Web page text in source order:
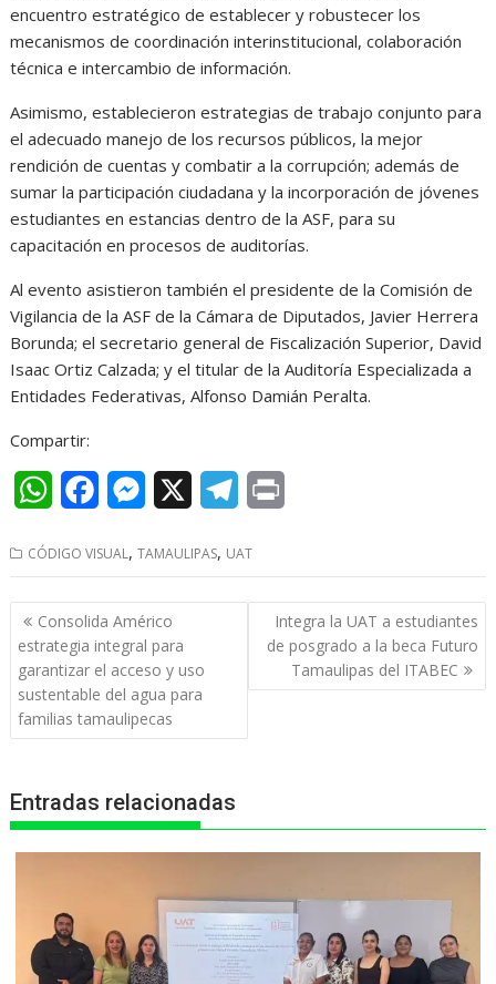
encuentro estratégico de establecer y robustecer los
mecanismos de coordinación interinstitucional, colaboración
técnica e intercambio de información.
Asimismo, establecieron estrategias de trabajo conjunto para
el adecuado manejo de los recursos públicos, la mejor
rendición de cuentas y combatir a la corrupción; además de
sumar la participación ciudadana y la incorporación de jóvenes
estudiantes en estancias dentro de la ASF, para su
capacitación en procesos de auditorías.
Al evento asistieron también el presidente de la Comisión de
Vigilancia de la ASF de la Cámara de Diputados, Javier Herrera
Borunda; el secretario general de Fiscalización Superior, David
Isaac Ortiz Calzada; y el titular de la Auditoría Especializada a
Entidades Federativas, Alfonso Damián Peralta.
Compartir:
W
a
t
s
A
p
c
e
b
o
o
M
s
s
e
n
g
l
e
n
t
CÓDIGO VISUAL,TAMAULIPAS, UAT
Navegación
de
entradas
Consolida Américo
estrategia integral para
garantizar el acceso y uso
sustentable del agua para
familias tamaulipecas
Integra la UAT a estudiantes
de posgrado a la beca Futuro
Tamaulipas del ITABEC
Entradas relacionadas